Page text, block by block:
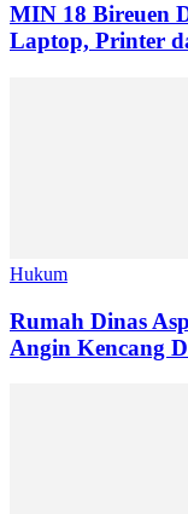
MIN 18 Bireuen
Laptop, Printer
Hukum
Rumah Dinas
Angin Kencang